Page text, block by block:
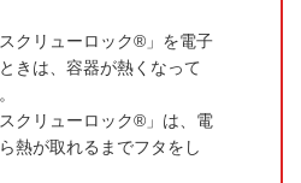
クリューロック®」を電子
きは、容器が熱くなって
クリューロック®」は、電
熱が取れるまでフタをし